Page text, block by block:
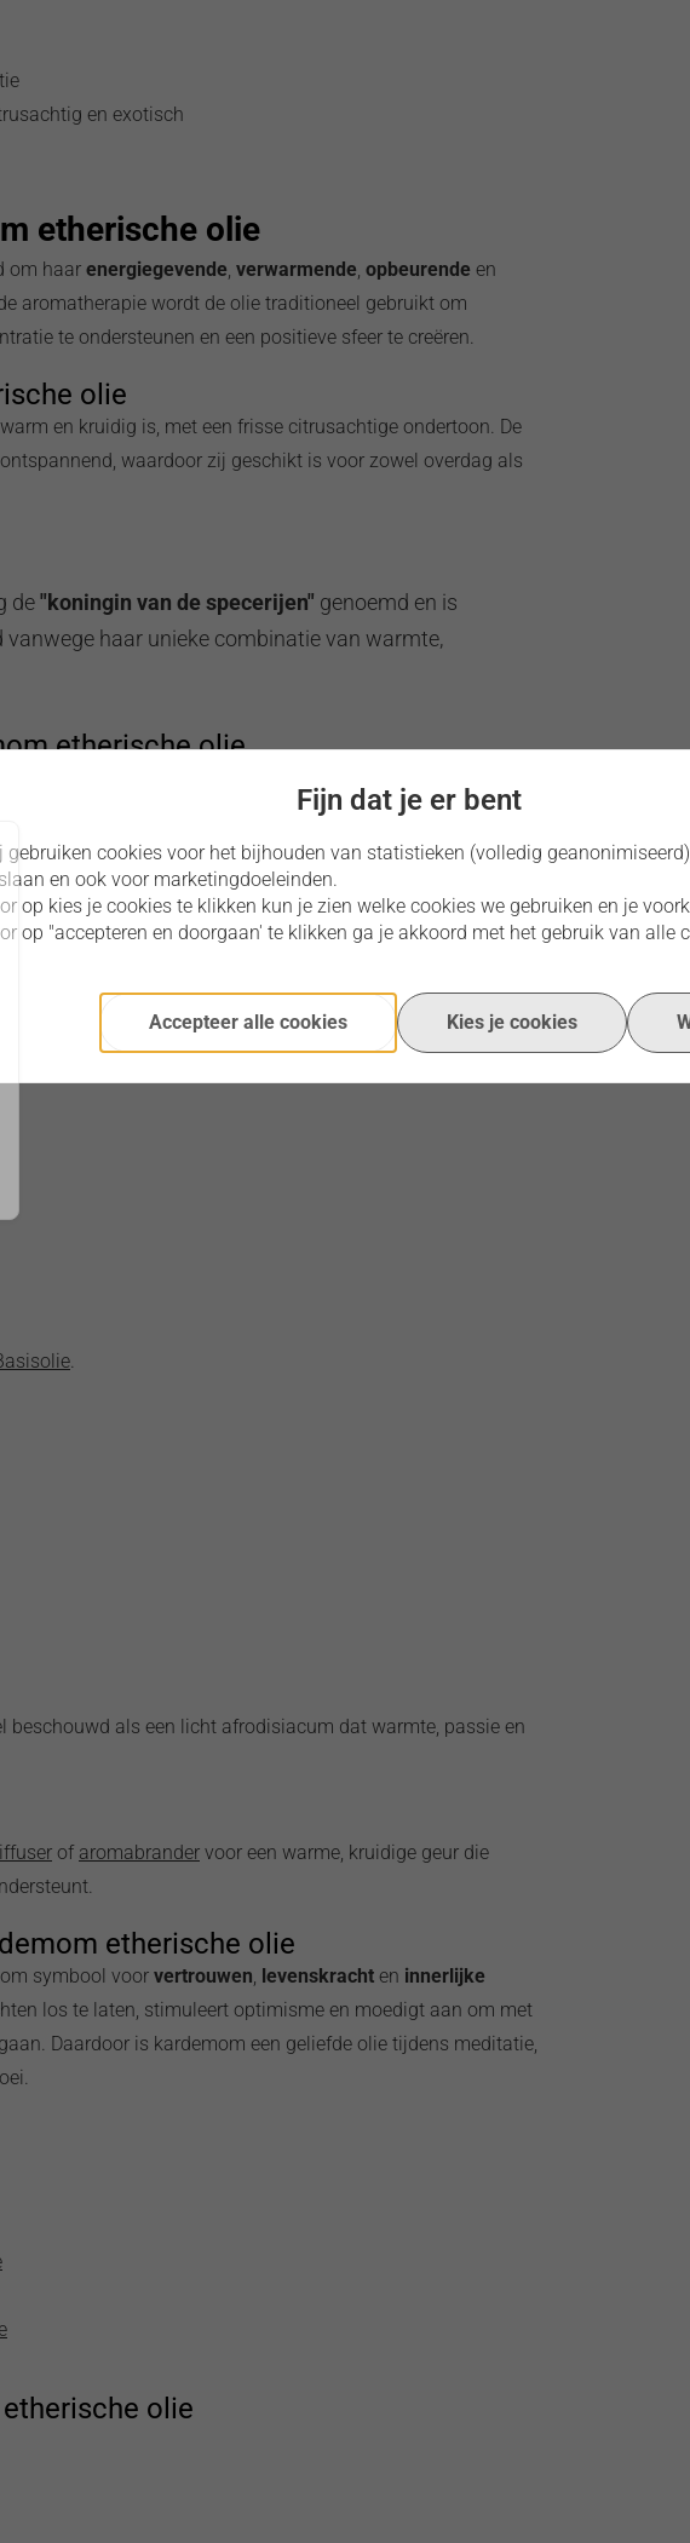
en exotisch
etherische olie
om haar energiegevende, verwarmende, opbeurende en
aromatherapie wordt de olie traditioneel gebruikt om
te ondersteunen en een positieve sfeer te creëren.
olie
en kruidig is, met een frisse citrusachtige ondertoon. De
waardoor zij geschikt is voor zowel overdag als
de "koningin van de specerijen" genoemd en is
haar unieke combinatie van warmte,
etherische olie
traditioneel gebruikt ter ondersteuning van:
.
als een licht afrodisiacum dat warmte, passie en
of aromabrander voor een warme, kruidige geur die
etherische olie
symbool voor vertrouwen, levenskracht en innerlijke
los te laten, stimuleert optimisme en moedigt aan om met
Daardoor is kardemom een geliefde olie tijdens meditatie,
olie
Fijn dat je er bent
gebruiken cookies voor het bijhouden van statistieken (volledig
en ook voor marketingdoeleinden.
op kies je cookies te klikken kun je zien welke cookies we gebruiken en je
op "accepteren en doorgaan' te klikken ga je akkoord met het gebruik van alle
Accepteer alle cookies Kies je cookies